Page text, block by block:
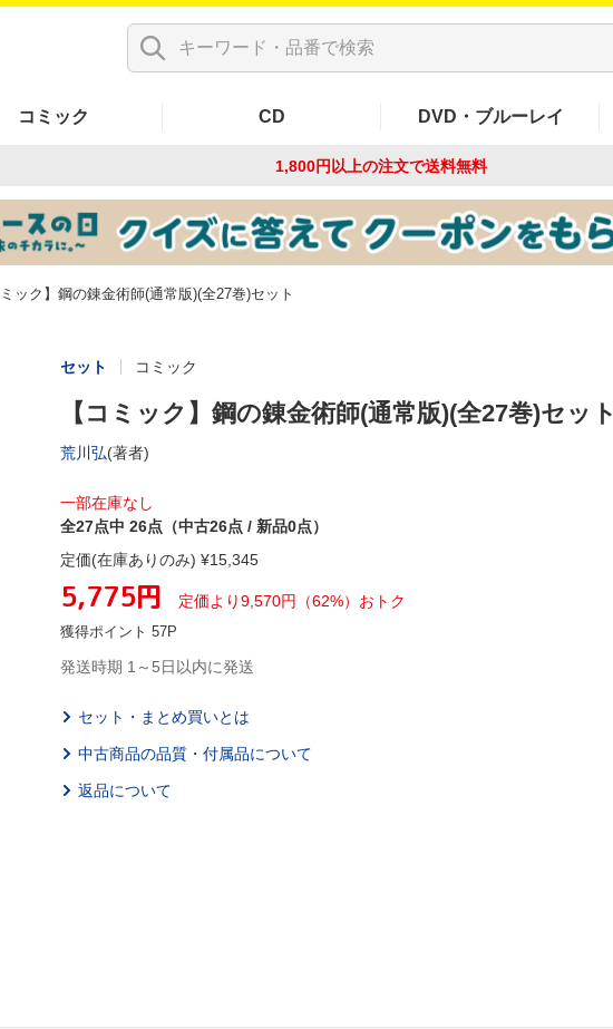
コミック CD DVD・ブルーレイ
1,800円以上の注文で送料無料
ミック】鋼の錬金術師(通常版)(全27巻)セット
セット コミック
【コミック】鋼の錬金術師(通常版)(全27巻)セット
荒川弘(著者)
一部在庫なし
全27点中 26点（中古26点 / 新品0点）
定価(在庫ありのみ) ¥15,345
5,775円 定価より9,570円 （62%） おトク
獲得ポイント 57P
発送時期 1～5日以内に発送
セット・まとめ買いとは
中古商品の品質・付属品について
返品について